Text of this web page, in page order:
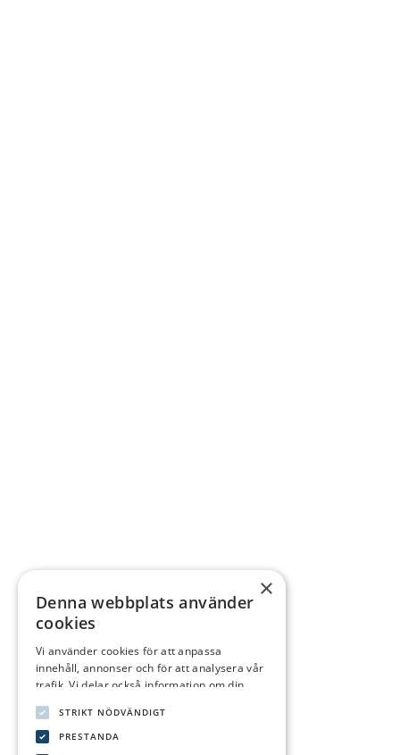
×
Denna webbplats använder
cookies
Vi använder cookies för att anpassa
innehåll, annonser och för att analysera vår
trafik. Vi delar också information om din
reklam- och analyspartners som kan
kombinera den med annan information som
STRIKT NÖDVÄNDIGT
PRESTANDA